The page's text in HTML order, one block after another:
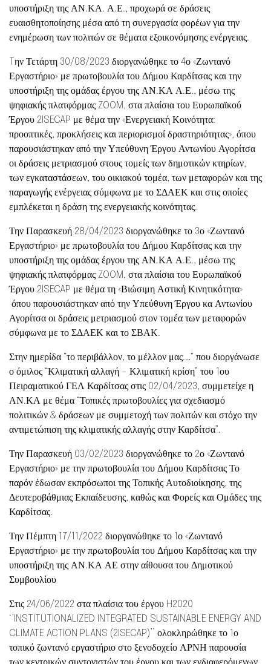
υποστήριξη της ΑΝ.ΚΑ. Α.Ε., προχωρά σε δράσεις
ευαισθητοποίησης μέσα από τη συνεργασία φορέων για την
ενημέρωση των πολιτών σε θέματα εξοικονόμησης ενέργειας.
Tην Τετάρτη 30/08/2023 διοργανώθηκε το 4ο «Ζωντανό
Εργαστήριο» με πρωτοβουλία του Δήμου Καρδίτσας και την
υποστήριξη της ομάδας έργου της ΑΝ.ΚΑ Α.Ε., μέσω της
ψηφιακής πλατφόρμας ZOOM, στα πλαίσια του Ευρωπαϊκού
Έργου 2ISECAP με θέμα την «Ενεργειακή Κοινότητα:
προοπτικές, προκλήσεις και περιορισμοί δραστηριότητας», όπου
παρουσιάστηκαν από την Υπεύθυνη Έργου Αντωνίου Αγορίτσα
οι δράσεις μετριασμού στους τομείς των δημοτικών κτηρίων,
των εγκαταστάσεων, του οικιακού τομέα, των μεταφορών και της
παραγωγής ενέργειας σύμφωνα με το ΣΔΑΕΚ και στις οποίες
εμπλέκεται η δράση της ενεργειακής κοινότητας.
Την Παρασκευή 28/04/2023 διοργανώθηκε το 3ο «Ζωντανό
Εργαστήριο» με πρωτοβουλία του Δήμου Καρδίτσας και την
υποστήριξη της ομάδας έργου της ΑΝ.ΚΑ Α.Ε., μέσω της
ψηφιακής πλατφόρμας ZOOM, στα πλαίσια του Ευρωπαϊκού
Έργου 2ISECAP με θέμα τη «Βιώσιμη Αστική Κινητικότητα»
όπου παρουσιάστηκαν από την Υπεύθυνη Έργου κα Αντωνίου
Αγορίτσα οι δράσεις μετριασμού στον τομέα των μεταφορών
σύμφωνα με το ΣΔΑΕΚ και το ΣΒΑΚ.
Στην ημερίδα “το περιβάλλον, το μέλλον μας.…” που διοργάνωσε
ο όμιλος “Κλιματική αλλαγή – Κλιματική κρίση” του 1ου
Πειραματικού ΓΕΛ Καρδίτσας στις 02/04/2023, συμμετείχε η
ΑΝ.ΚΑ με θέμα “Τοπικές πρωτοβουλίες για σχεδιασμό
πολιτικών & δράσεων με συμμετοχή των πολιτών και στόχο την
αντιμετώπιση της κλιματικής αλλαγής στην Καρδίτσα”.
Την Παρασκευή 03/02/2023 διοργανώθηκε το 2ο «Ζωντανό
Εργαστήριο» με την πρωτοβουλία του Δήμου Καρδίτσας Το
παρόν έδωσαν εκπρόσωποι της Τοπικής Αυτοδιοίκησης, της
Δευτεροβάθμιας Εκπαίδευσης, καθώς και Φορείς και Ομάδες της
Καρδίτσας.
Την Πέμπτη 17/11/2022 διοργανώθηκε το 1ο «Ζωντανό
Εργαστήριο» με την πρωτοβουλία του Δήμου Καρδίτσας και την
υποστήριξη της ΑΝ.ΚΑ ΑΕ στην αίθουσα του Δημοτικού
Συμβουλίου
Στις 24/06/2022 στα πλαίσια του έργου H2020
‘’INSTITUTIONALIZED INTEGRATED SUSTAINABLE ENERGY AND
CLIMATE ACTION PLANS (2ISECAP)’’ ολοκληρώθηκε το 1ο
τοπικό ζωντανό εργαστήριο στο ξενοδοχείο ΑΡΝΗ παρουσία